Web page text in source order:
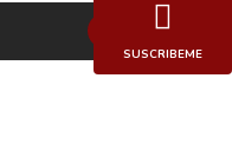
SUSCRIBEME